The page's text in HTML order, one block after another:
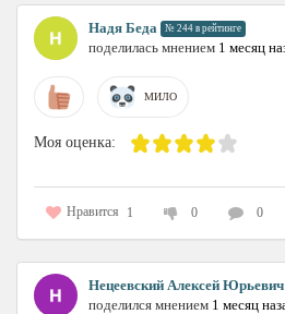
Надя Беда № 244 в рейтинге
поделилась мнением 1 месяц
МИЛО
Моя оценка:
Нравится 1 0 0
Нецеевский Алексей Юрьевич
поделился мнением 1 месяц